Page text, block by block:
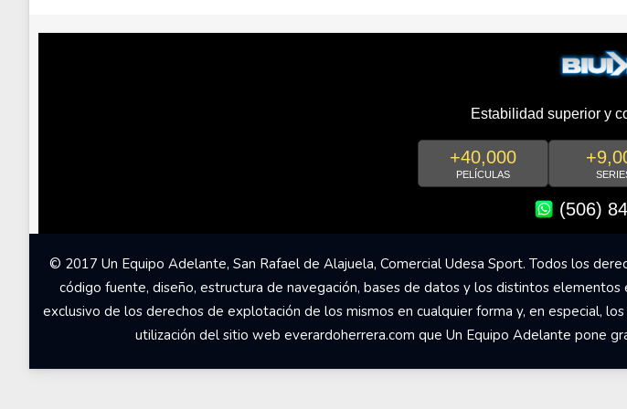
Estabilidad superior y
+40,000
PELÍCULAS
(506)
© 2017 Un Equipo Adelante, San Rafael de Alajuela, Comercial Udesa Sport. Todos los
código fuente, diseño, estructura de navegación, bases de datos y los distintos
exclusivo de los derechos de explotación de los mismos en cualquier forma y, en especial,
utilización del sitio web everardoherrera.com que Un Equipo Adelante pone